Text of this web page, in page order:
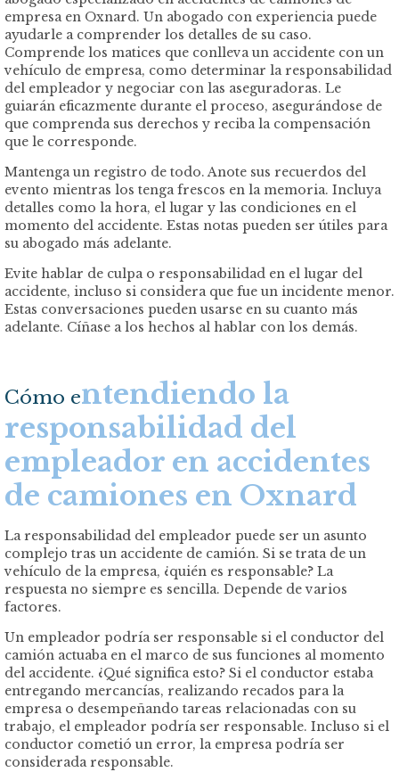
empresa en Oxnard. Un abogado con experiencia puede
ayudarle a comprender los detalles de su caso.
Comprende los matices que conlleva un accidente con un
vehículo de empresa, como determinar la responsabilidad
del empleador y negociar con las aseguradoras. Le
guiarán eficazmente durante el proceso, asegurándose de
que comprenda sus derechos y reciba la compensación
que le corresponde.
Mantenga un registro de todo. Anote sus recuerdos del
evento mientras los tenga frescos en la memoria. Incluya
detalles como la hora, el lugar y las condiciones en el
momento del accidente. Estas notas pueden ser útiles para
su abogado más adelante.
Evite hablar de culpa o responsabilidad en el lugar del
accidente, incluso si considera que fue un incidente menor.
Estas conversaciones pueden usarse en su cuanto más
adelante. Cíñase a los hechos al hablar con los demás.
Cómo entendiendo la
responsabilidad del
empleador en accidentes
de camiones en Oxnard
La responsabilidad del empleador puede ser un asunto
complejo tras un accidente de camión. Si se trata de un
vehículo de la empresa, ¿quién es responsable? La
respuesta no siempre es sencilla. Depende de varios
factores.
Un empleador podría ser responsable si el conductor del
camión actuaba en el marco de sus funciones al momento
del accidente. ¿Qué significa esto? Si el conductor estaba
entregando mercancías, realizando recados para la
empresa o desempeñando tareas relacionadas con su
trabajo, el empleador podría ser responsable. Incluso si el
conductor cometió un error, la empresa podría ser
considerada responsable.